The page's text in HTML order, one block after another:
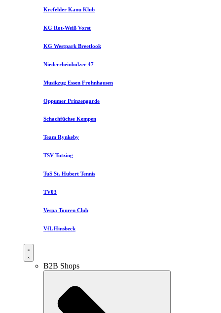
Krefelder Kanu Klub
KG Rot-Weiß Vorst
KG Westpark Breetlook
Niederrheinbolzer 47
Musikzug Essen Frohnhausen
Oppumer Prinzengarde
Schachfüchse Kempen
Team Rynkeby
TSV Tutzing
TuS St. Hubert Tennis
TV03
Vespa Touren Club
VfL Hinsbeck
B2B Shops